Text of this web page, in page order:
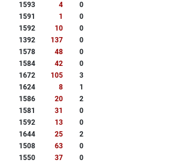
1593 4
0
1591 1
0
1592 10
0
1392 137
0
1578 48
0
1584 42
0
1672 105
3
1624 8
1
1586 20
2
1581 31
0
1592 13
0
1644 25
2
1508 63
0
1550 37
0